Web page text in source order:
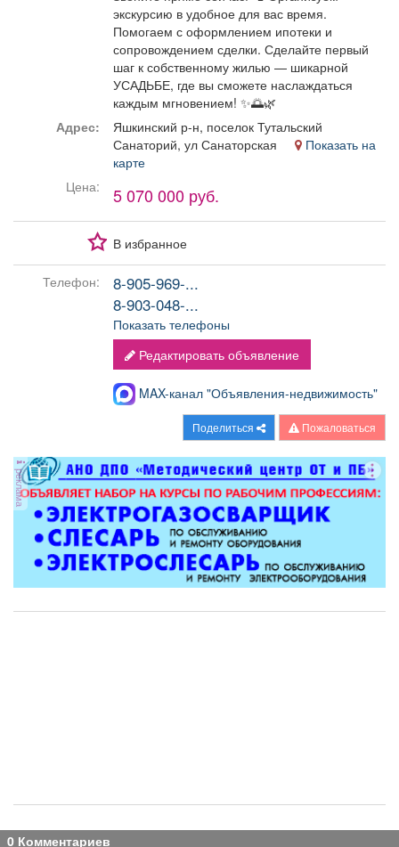
экскурсию в удобное для вас время.
Помогаем с оформлением ипотеки и
сопровождением сделки. Сделайте первый
шаг к собственному жилью — шикарной
УСАДЬБЕ, где вы сможете наслаждаться
каждым мгновением! ✨🌅🌿
Адрес:
Яшкинский р-н, поселок Тутальский
Санаторий, ул Санаторская
Показать на
карте
Цена:
5 070 000 руб.
В избранное
Телефон:
8-905-969-...
8-903-048-...
Показать телефоны
Редактировать объявление
MAX-канал "Объявления-недвижимость"
Поделиться Пожаловаться
реклама
0 Комментариев